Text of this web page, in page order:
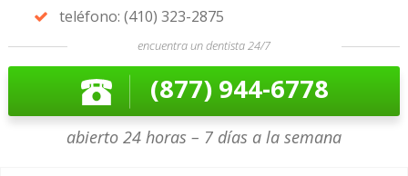
teléfono: (410) 323-2875
encuentra un dentista 24/7
(877) 944-6778
abierto 24 horas – 7 días a la semana